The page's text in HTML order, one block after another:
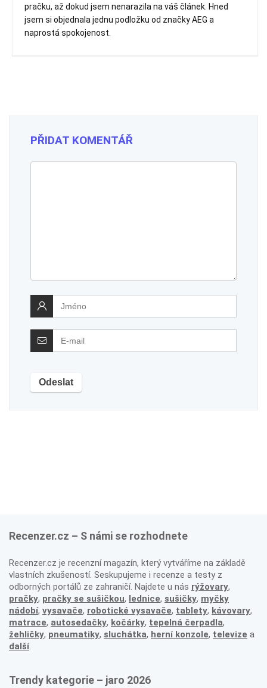
pračku, až dokud jsem nenarazila na váš článek. Hned
jsem si objednala jednu podložku od značky AEG a
naprostá spokojenost.
PŘIDAT KOMENTÁŘ
Recenzer.cz – S námi se rozhodnete
Recenzer.cz je recenzní magazín, který vytváříme na základě
vlastních zkušeností. Seskupujeme i recenze a testy z
odborných portálů ze zahraničí. Najdete u nás rýžovary,
pračky, pračky se sušičkou, lednice, sušičky, myčky
nádobí, vysavače, robotické vysavače, tablety, kávovary,
matrace, autosedačky, kočárky, tepelná čerpadla,
žehličky, pneumatiky, sluchátka, herní konzole, televize a
další.
Trendy kategorie – jaro 2026